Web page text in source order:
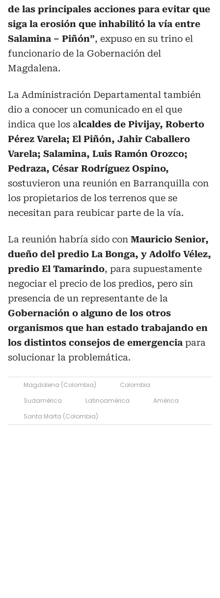
de las principales acciones para evitar que
siga la erosión que inhabilitó la vía entre
Salamina – Piñón”, expuso en su trino el
funcionario de la Gobernación del
Magdalena.
La Administración Departamental también
dio a conocer un comunicado en el que
indica que los alcaldes de Pivijay, Roberto
Pérez Varela; El Piñón, Jahir Caballero
Varela; Salamina, Luis Ramón Orozco;
Pedraza, César Rodríguez Ospino,
sostuvieron una reunión en Barranquilla con
los propietarios de los terrenos que se
necesitan para reubicar parte de la vía.
La reunión habría sido con Mauricio Senior,
dueño del predio La Bonga, y Adolfo Vélez,
predio El Tamarindo, para supuestamente
negociar el precio de los predios, pero sin
presencia de un representante de la
Gobernación o alguno de los otros
organismos que han estado trabajando en
los distintos consejos de emergencia para
solucionar la problemática.
Magdalena (Colombia)
Colombia
Sudamérica
Latinoamérica
América
Santa Marta (Colombia)